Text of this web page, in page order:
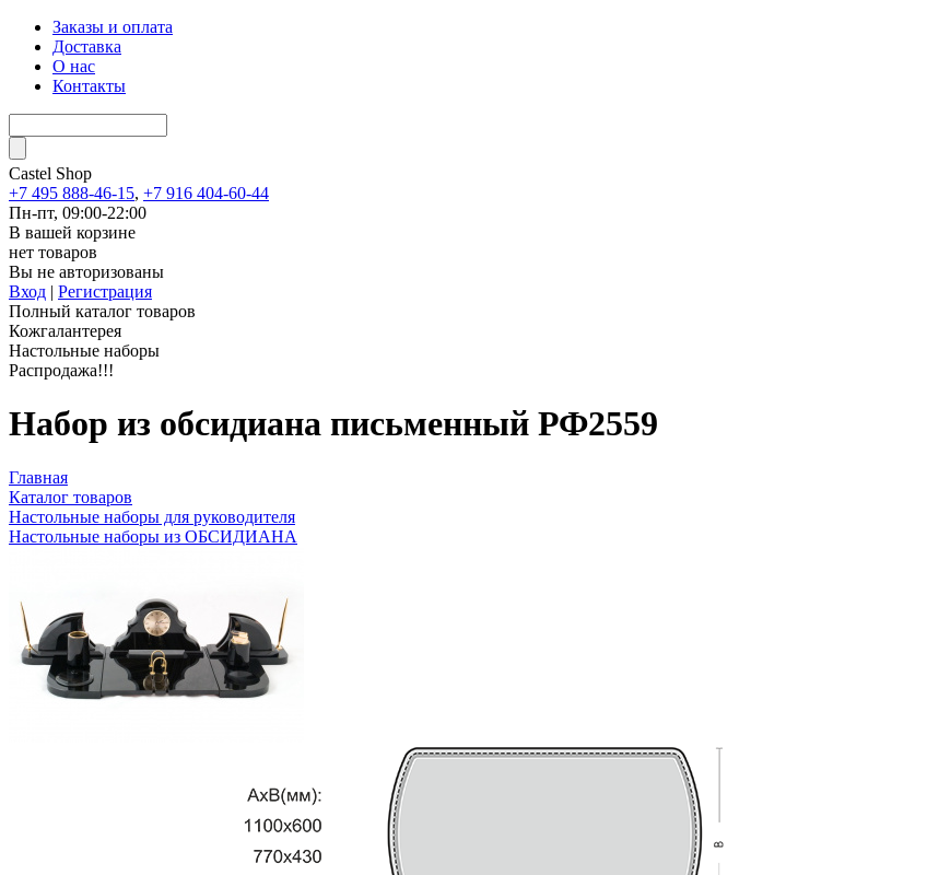
Заказы и оплата
Доставка
О нас
Контакты
Castel Shop
+7 495 888-46-15, +7 916 404-60-44
Пн-пт, 09:00-22:00
В вашей корзине
нет товаров
Вы не авторизованы
Вход | Регистрация
Полный каталог товаров
Кожгалантерея
Настольные наборы
Распродажа!!!
Набор из обсидиана письменный РФ2559
Главная
Каталог товаров
Настольные наборы для руководителя
Настольные наборы из ОБСИДИАНА